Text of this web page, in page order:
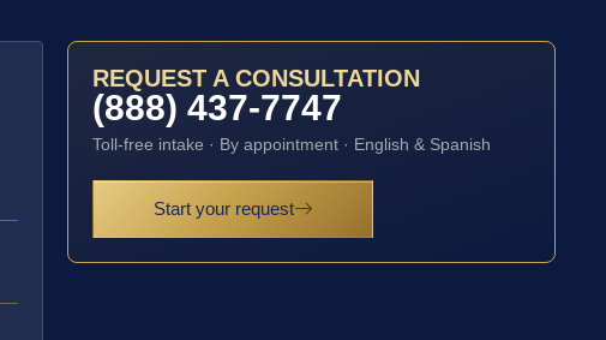
REQUEST A CONSULTATION
(888) 437-7747
Toll-free intake · By appointment · English & Spanish
Start your request